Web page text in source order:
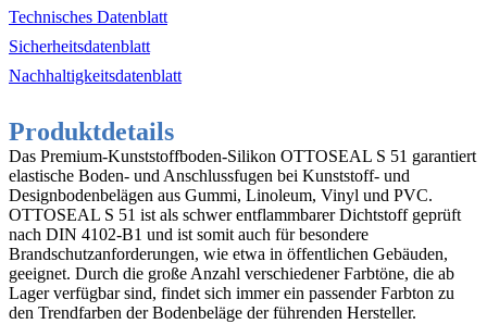
Technisches Datenblatt
Sicherheitsdatenblatt
Nachhaltigkeitsdatenblatt
Produktdetails
Das Premium-Kunststoffboden-Silikon OTTOSEAL S 51 garantiert
elastische Boden- und Anschlussfugen bei Kunststoff- und
Designbodenbelägen aus Gummi, Linoleum, Vinyl und PVC.
OTTOSEAL S 51 ist als schwer entflammbarer Dichtstoff geprüft
nach DIN 4102-B1 und ist somit auch für besondere
Brandschutzanforderungen, wie etwa in öffentlichen Gebäuden,
geeignet. Durch die große Anzahl verschiedener Farbtöne, die ab
Lager verfügbar sind, findet sich immer ein passender Farbton zu
den Trendfarben der Bodenbeläge der führenden Hersteller.